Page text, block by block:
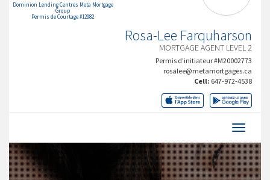
Dominion Lending Centres Meta Mortgage
Group
Permis de Courtage #12982
Rosa-Lee Farquharson
MORTGAGE AGENT LEVEL 2
Permis d’initiateur #M20002773
rosalee@metamortgages.ca
Cell: 647-972-4538